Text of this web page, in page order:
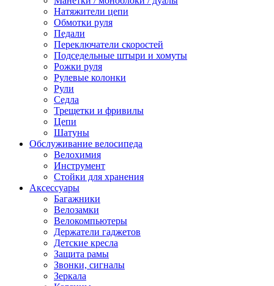
Натяжители цепи
Обмотки руля
Педали
Переключатели скоростей
Подседельные штыри и хомуты
Рожки руля
Рулевые колонки
Рули
Седла
Трещетки и фривилы
Цепи
Шатуны
Обслуживание велосипеда
Велохимия
Инструмент
Стойки для хранения
Аксессуары
Багажники
Велозамки
Велокомпьютеры
Держатели гаджетов
Детские кресла
Защита рамы
Звонки, сигналы
Зеркала